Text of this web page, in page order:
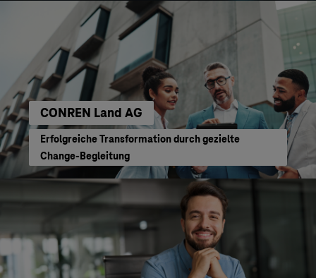
CONREN Land AG
Erfolgreiche Transformation durch gezielte
Change-Begleitung